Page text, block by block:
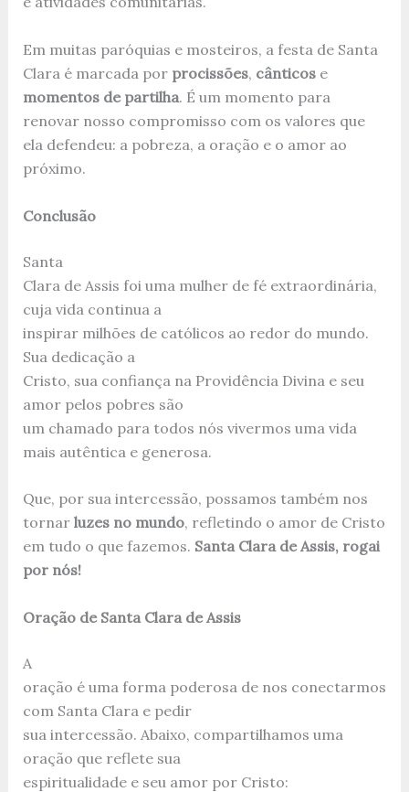
Em muitas paróquias e mosteiros, a festa de Santa
Clara é marcada por procissões, cânticose
momentos de partilha. É um momento para
renovar nosso compromisso com os valores que
ela defendeu: a pobreza, a oração e o amor ao
próximo.
Conclusão
Santa
Clara de Assis foi uma mulher de fé extraordinária,
cuja vida continua a
inspirar milhões de católicos ao redor do mundo.
Sua dedicação a
Cristo, sua confiança na Providência Divina e seu
amor pelos pobres são
um chamado para todos nós vivermos uma vida
mais autêntica e generosa.
Que, por sua intercessão, possamos também nos
tornar luzes no mundo, refletindo o amor de Cristo
em tudo o que fazemos. Santa Clara de Assis, rogai
por nós!
Oração de Santa Clara de Assis
A
oração é uma forma poderosa de nos conectarmos
com Santa Clara e pedir
sua intercessão. Abaixo, compartilhamos uma
oração que reflete sua
espiritualidade e seu amor por Cristo: